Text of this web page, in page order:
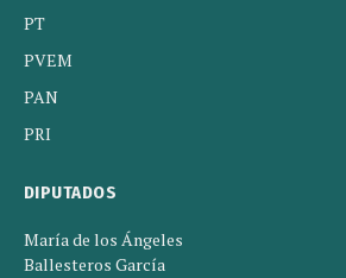
PT
PVEM
PAN
PRI
DIPUTADOS
María de los Ángeles
Ballesteros García